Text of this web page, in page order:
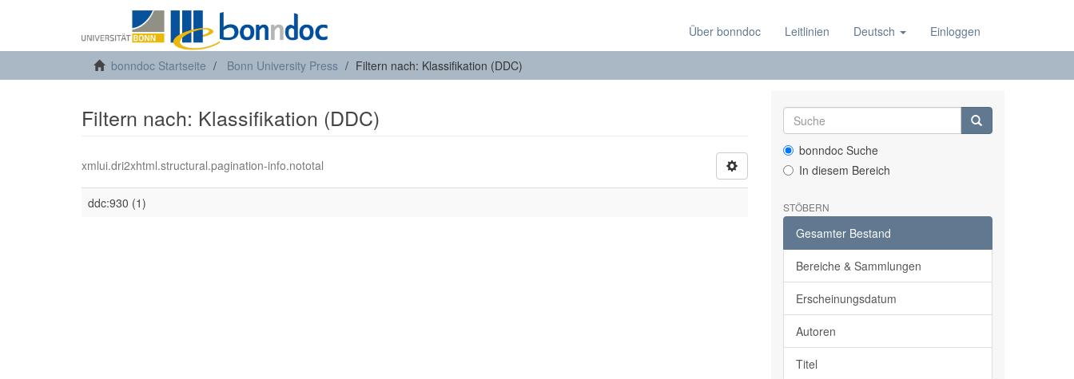
Über bonndoc Leitlinien Deutsch Einloggen
bonndoc Startseite Bonn University Press Filtern nach: Klassifikation (DDC)
Filtern nach: Klassifikation (DDC)
xmlui.dri2xhtml.structural.pagination-info.nototal
ddc:930 (1)
bonndoc Suche
In diesem Bereich
STÖBERN
Gesamter Bestand
Bereiche & Sammlungen
Erscheinungsdatum
Autoren
Titel